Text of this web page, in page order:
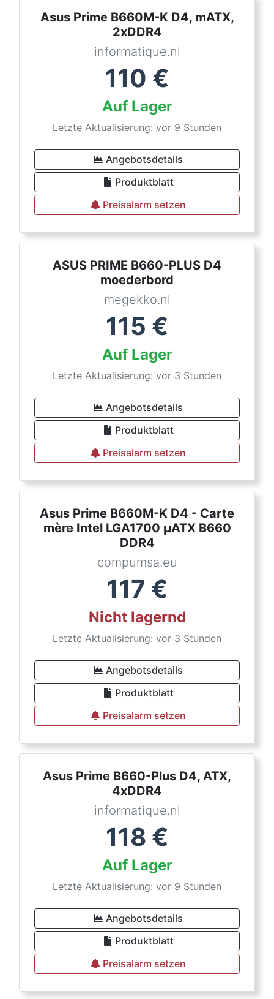
Asus Prime B660M-K D4, mATX,
2xDDR4
informatique.nl
110 €
Auf Lager
Letzte Aktualisierung: vor 9 Stunden
Angebotsdetails
Produktblatt
Preisalarm setzen
ASUS PRIME B660-PLUS D4
moederbord
megekko.nl
115 €
Auf Lager
Letzte Aktualisierung: vor 3 Stunden
Angebotsdetails
Produktblatt
Preisalarm setzen
Asus Prime B660M-K D4 - Carte
mère Intel LGA1700 µATX B660
DDR4
compumsa.eu
117 €
Nicht lagernd
Letzte Aktualisierung: vor 3 Stunden
Angebotsdetails
Produktblatt
Preisalarm setzen
Asus Prime B660-Plus D4, ATX,
4xDDR4
informatique.nl
118 €
Auf Lager
Letzte Aktualisierung: vor 9 Stunden
Angebotsdetails
Produktblatt
Preisalarm setzen